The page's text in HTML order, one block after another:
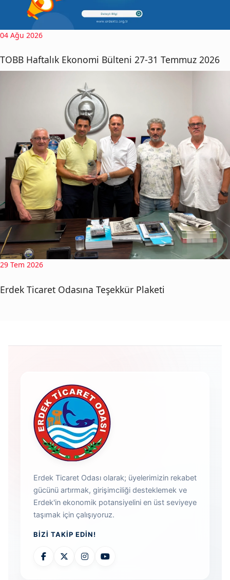
04 Ağu 2026
TOBB Haftalık Ekonomi Bülteni 27-31 Temmuz 2026
29 Tem 2026
Erdek Ticaret Odasına Teşekkür Plaketi
Erdek Ticaret Odası olarak; üyelerimizin rekabet
gücünü artırmak, girişimciliği desteklemek ve
Erdek'in ekonomik potansiyelini en üst seviyeye
taşımak için çalışıyoruz.
BIZI TAKIP EDIN!